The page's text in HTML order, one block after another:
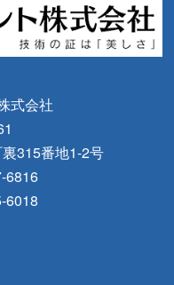
式会社
315番地1-2号
6816
6018